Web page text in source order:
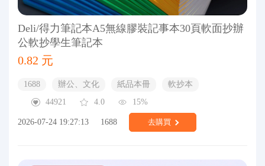
Deli/得力筆記本A5無線膠裝記事本30頁軟面抄辦
公軟抄學生筆記本
0.82 元
1688 辦公、文化 紙品本冊
軟抄本
44921
4.0 15%
2026-07-24 19:27:13 1688 去購買